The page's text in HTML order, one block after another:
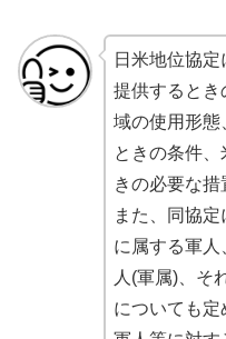
日米地位協
提供するとき
域の使用形態
ときの条件
きの必要な措
また、同協
に属する軍人
人(軍属)、そ
についても